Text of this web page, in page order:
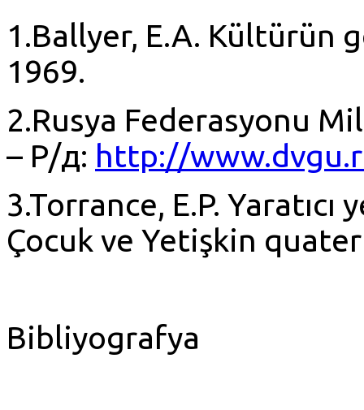
1.Ballyer, E.A. Kültürün
1969.
2.Rusya Federasyonu
– Р/д: http://
3.Torrance, E.P.
Çocuk ve Yetişkin
Bibliyografya